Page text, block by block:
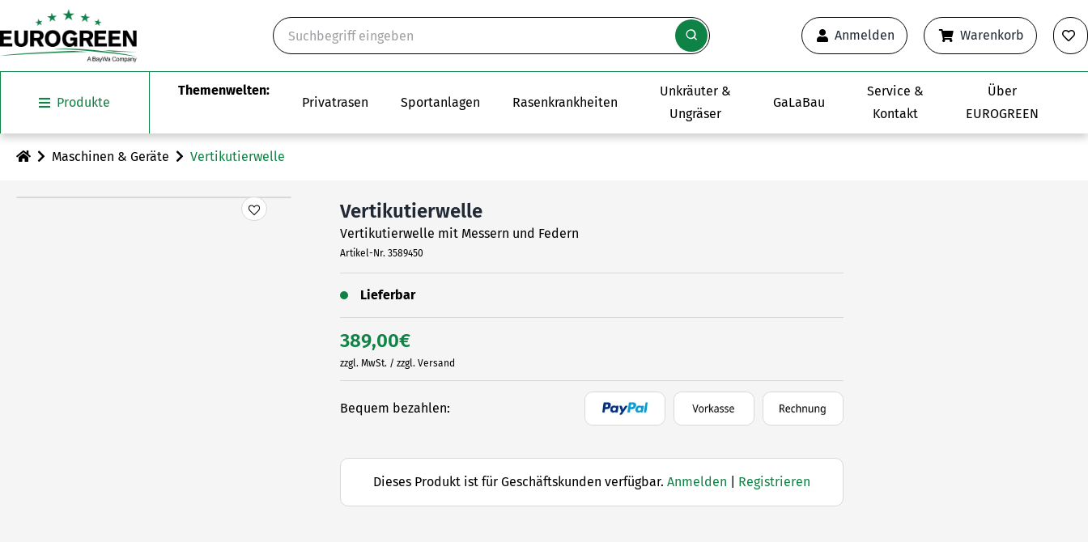
to
content
Suche
Anmelden Warenkorb
Produkte Privatrasen Sportanlagen Rasenkrankheiten
Unkräuter &
Ungräser
GaLaBau
Service &
Kontakt
Über
EUROGREEN
Maschinen & Geräte Vertikutierwelle
Vertikutierwelle
Vertikutierwelle mit Messern und Federn
Artikel-Nr. 3589450
Lieferbar
389,00€
zzgl. MwSt. / zzgl. Versand
Bequem bezahlen:
Dieses Produkt ist für Geschäftskunden verfügbar. Anmelden Registrieren